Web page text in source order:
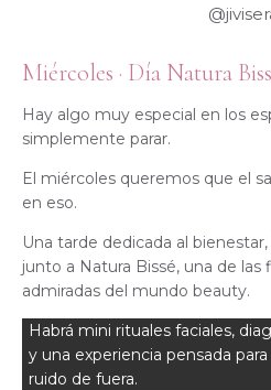
Miércoles · Día Natura
Hay algo muy especial en los
simplemente parar.
El miércoles queremos que el
en eso.
Una tarde dedicada al
junto a Natura Bissé, una de
admiradas del mundo beauty.
Habrá mini rituales faciales,
y una experiencia pensada
ruido de fuera.